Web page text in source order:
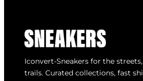
Iconvert-Sneakers for the
trails. Curated collections, fast